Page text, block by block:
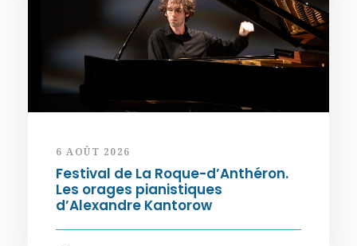
6 AOÛT 2026
Festival de La Roque-d’Anthéron.
Les orages pianistiques
d’Alexandre Kantorow